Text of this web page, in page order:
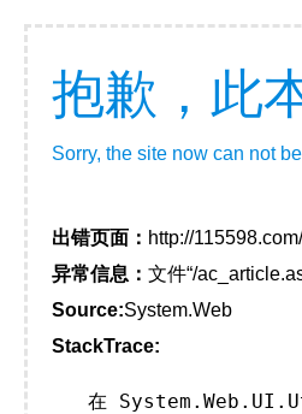
抱歉，此
Sorry, the site now can not
出错页面： http://
异常信息： 文件“/
Source:System.Web
StackTrace:
在